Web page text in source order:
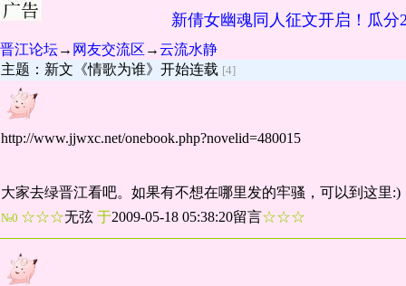
新倩女幽魂同人征文开启！瓜分
晋江论坛→ 网友交流区 →云流水静
主题：新文《情歌为谁》开始连载 [4]
http://www.jjwxc.net/onebook.php?novelid=480015
大家去绿晋江看吧。如果有不想在哪里发的牢骚，可以到这里:)
№0 ☆☆☆无弦 于2009-05-18 05:38:20留言☆☆☆